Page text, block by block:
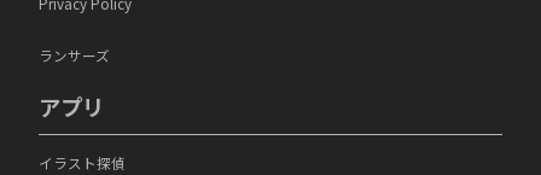
ランサーズ
アプリ
イラスト探偵